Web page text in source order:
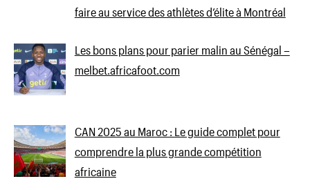
faire au service des athlètes d’élite à Montréal
Les bons plans pour parier malin au Sénégal –
melbet.africafoot.com
CAN 2025 au Maroc : Le guide complet pour
comprendre la plus grande compétition
africaine